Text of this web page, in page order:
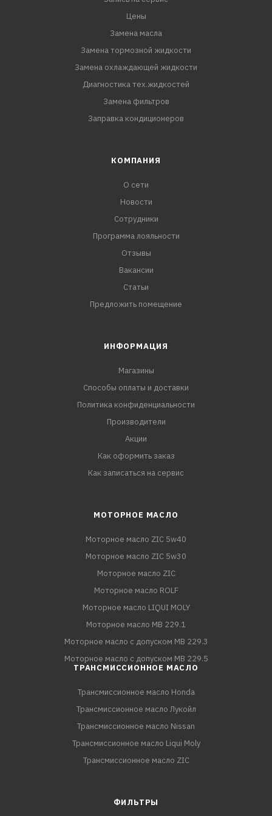
Цены
Замена масла
Замена тормозной жидкости
Замена охлаждающей жидкости
Диагностика тех.жидкостей
Замена фильтров
Заправка кондиционеров
КОМПАНИЯ
О сети
Новости
Сотрудники
Программа лояльности
Отзывы
Вакансии
Статьи
Предложить помещение
ИНФОРМАЦИЯ
Магазины
Способы оплаты и доставки
Политика конфиденциальности
Производители
Акции
Как оформить заказ
Как записаться на сервис
МОТОРНОЕ МАСЛО
Моторное масло ZIC 5w40
Моторное масло ZIC 5w30
Моторное масло ZIC
Моторное масло ROLF
Моторное масло LIQUI MOLY
Моторное масло MB 229.1
Моторное масло с допуском MB 229.3
Моторное масло с допуском MB 229.5
ТРАНСМИССИОННОЕ МАСЛО
Трансмиссионное масло Honda
Трансмиссионное масло Лукойл
Трансмиссионное масло Nissan
Трансмиссионное масло Liqui Moly
Трансмиссионное масло ZIC
ФИЛЬТРЫ